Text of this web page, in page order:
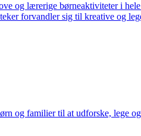
og lærerige børneaktiviteter i
forvandler sig til kreative og
og familier til at udforske, lege